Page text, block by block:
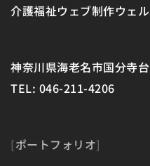
介護福祉ウェブ制作ウェ
神奈川県海老名市国分寺
TEL: 046-211-4206
[ポートフォリオ]